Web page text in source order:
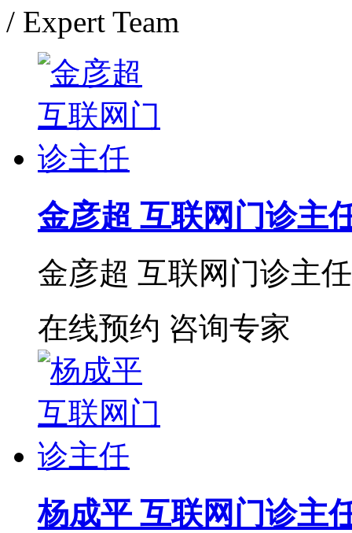
/ Expert Team
金彦超 互联网门诊主
金彦超 互联网门诊主
在线预约 咨询专家
杨成平 互联网门诊主